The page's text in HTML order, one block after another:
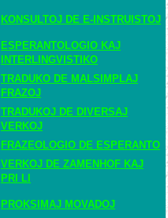
KONSULTOJ DE E-INSTRUISTOJ
ESPERANTOLOGIO KAJ
INTERLINGVISTIKO
TRADUKO DE MALSIMPLAJ
FRAZOJ
TRADUKOJ DE DIVERSAJ
VERKOJ
FRAZEOLOGIO DE ESPERANTO
VERKOJ DE ZAMENHOF KAJ
PRI LI
PROKSIMAJ MOVADOJ